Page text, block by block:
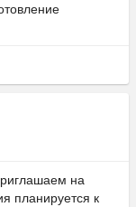
на
планируется к